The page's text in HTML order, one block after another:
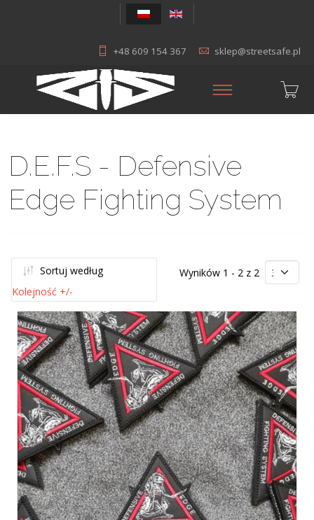
+48 609 154 367 sklep@streetsafe.pl
D.E.F.S - Defensive
Edge Fighting System
Sortuj według
Kolejność +/-
Wyników 1 - 2 z 2